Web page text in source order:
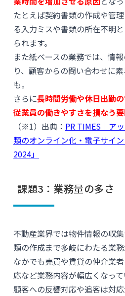
たとえば契約書類の作成や管
る入力ミスや書類の所在不明
られます。
また紙ベースの業務では、情
り、顧客からの問い合わせに
も。
さらに長時間労働や休日出勤の
従業員の働きやすさを損なう
（※1）出典： PR TIMES｜ア
類のオンライン化・電子サイ
2024」
課題3：業務量の多さ
不動産業界では物件情報の収
類の作成まで多岐にわたる業務
なかでも売買や賃貸の仲介業
応など業務内容が幅広くなって
顧客への反響対応や追客は対